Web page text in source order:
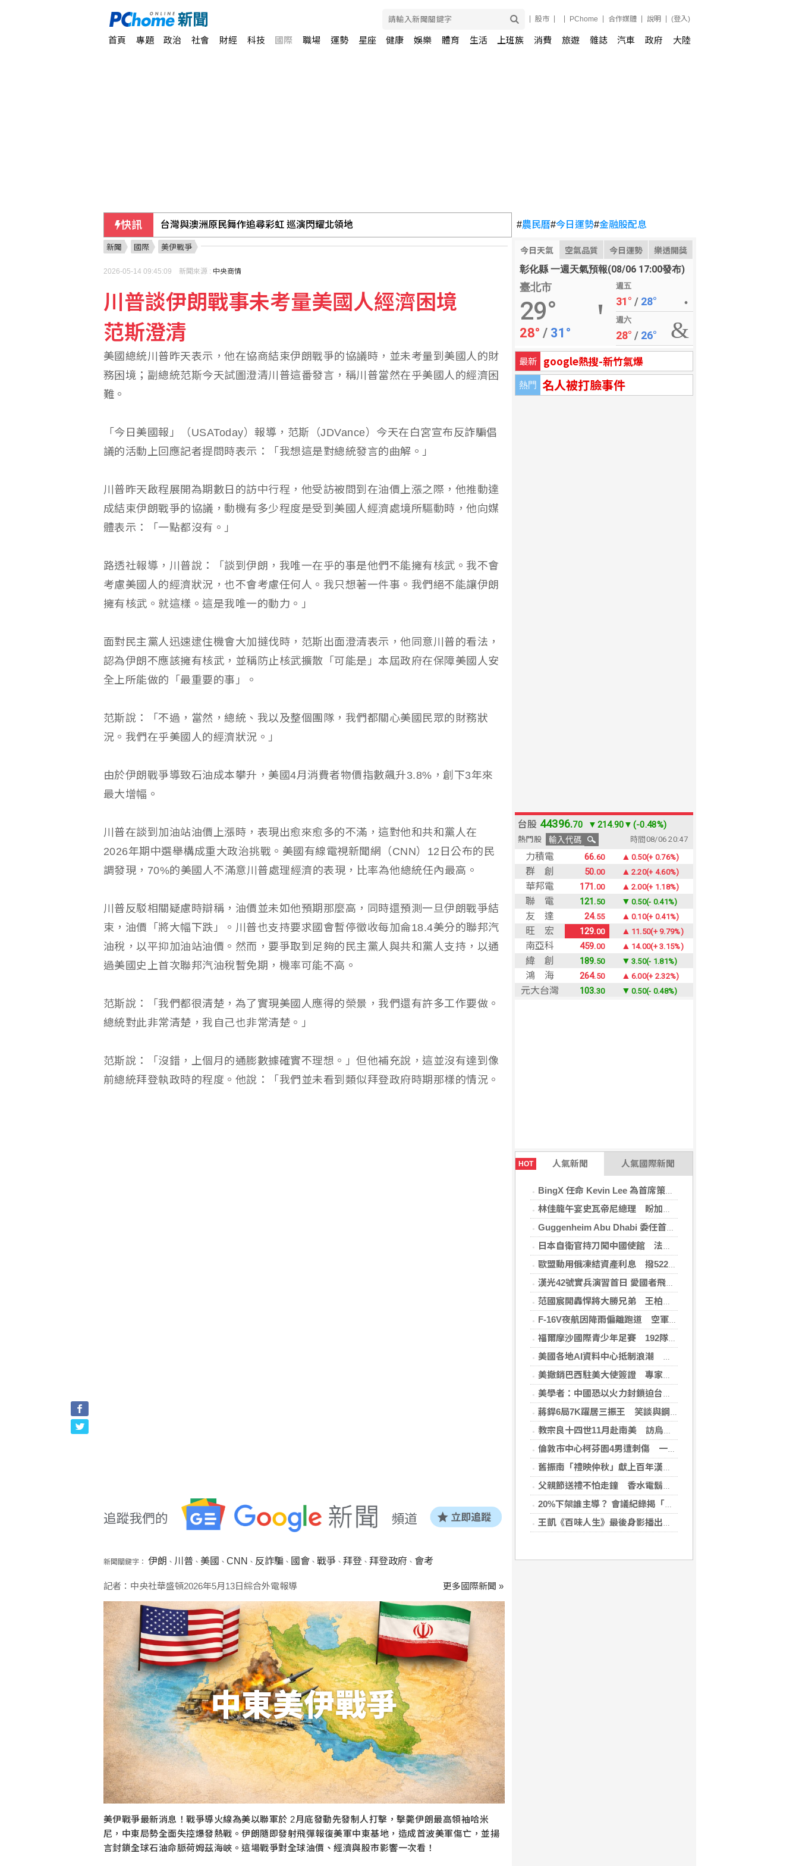
股市 PChome 合作媒體 說明 (登入)
首頁 專題 政治 社會 財經 科技 國際 職場 運勢 星座 健康 娛樂 體育 生活 上班族 消費 旅遊 雜誌 汽車 政府 大陸
快訊 台灣與澳洲原民舞作追尋彩虹 巡演閃耀北領地
高市早苗熊本勘災掀論戰 官邸駁視察「只待3分鐘」
車禍撞頭檢查無礙 連續數月頭暈婦人無奈
#農民曆#今日運勢#金融股配息
今日天氣 空氣品質 今日運勢 樂透開獎
彰化縣 一週天氣預報(08/06 17:00發布)
臺北市
29°
28° / 31°
週五
31° / 28°
週六
28° / 26°
最新 google熱搜-新竹氣爆
熱門 名人被打臉事件
HOT 人氣新聞 人氣國際新聞
BingX 任命 Kevin Lee 為首席策略長，加速推進多資產、以用戶為核心的發展願景
林佳龍午宴史瓦帝尼總理 盼加強各領域雙邊合作
Guggenheim Abu Dhabi 委任首任館長
日本自衛官持刀闖中國使館 法庭上稱促中國改變外交
歐盟動用俄凍結資產利息 撥522億元援助烏克蘭
漢光42號實兵演習首日 愛國者飛彈車高雄罕見現蹤
范國宸開轟悍將大勝兄弟 王柏融再見安雄鷹擒猿
F-16V夜航因降雨偏離跑道 空軍：人員安全飛機輕損
福爾摩沙國際青少年足賽 192隊參賽規模創新高
美國各地AI資料中心抵制浪潮 川普指控北京煽動
美撤銷巴西駐美大使簽證 專家警告加劇外交僵局
美學者：中國恐以火力封鎖迫台屈服 降低國際介入可能
蔣銲6局7K躍居三振王 笑談與鋼龍良性競爭
教宗良十四世11月赴南美 訪烏拉圭、阿根廷和秘魯
倫敦市中心柯芬園4男遭刺傷 一女涉持械攻擊被捕
舊振南「禮映仲秋」獻上百年漢餅心意 百日紅豆入餡經典蛋黃酥、噶瑪蘭聯名月餅、獨特人氣款必嚐
父親節送禮不怕走鐘 香水電鬍刀千年不敗
20%下架誰主導？ 會議紀錄揭「食安辦」提全面下架會牽連下游
王凱《百味人生》最後身影播出！夏宇禾捧信哭喊愛意 劇迷全破防
新聞 國際 美伊戰爭
2026-05-14 09:45:09 新聞來源 : 中央商情
川普談伊朗戰事未考量美國人經濟困境
范斯澄清
美國總統川普昨天表示，他在協商結束伊朗戰爭的協議時，並未考量到美國人的財
務困境；副總統范斯今天試圖澄清川普這番發言，稱川普當然在乎美國人的經濟困
難。
「今日美國報」（USAToday）報導，范斯（JDVance）今天在白宮宣布反詐騙倡
議的活動上回應記者提問時表示：「我想這是對總統發言的曲解。」
川普昨天啟程展開為期數日的訪中行程，他受訪被問到在油價上漲之際，他推動達
成結束伊朗戰爭的協議，動機有多少程度是受到美國人經濟處境所驅動時，他向媒
體表示：「一點都沒有。」
路透社報導，川普說：「談到伊朗，我唯一在乎的事是他們不能擁有核武。我不會
考慮美國人的經濟狀況，也不會考慮任何人。我只想著一件事。我們絕不能讓伊朗
擁有核武。就這樣。這是我唯一的動力。」
面對民主黨人迅速逮住機會大加撻伐時，范斯出面澄清表示，他同意川普的看法，
認為伊朗不應該擁有核武，並稱防止核武擴散「可能是」本屆政府在保障美國人安
全上所能做的「最重要的事」。
范斯說：「不過，當然，總統、我以及整個團隊，我們都關心美國民眾的財務狀
況。我們在乎美國人的經濟狀況。」
由於伊朗戰爭導致石油成本攀升，美國4月消費者物價指數飆升3.8%，創下3年來
最大增幅。
川普在談到加油站油價上漲時，表現出愈來愈多的不滿，這對他和共和黨人在
2026年期中選舉構成重大政治挑戰。美國有線電視新聞網（CNN）12日公布的民
調發現，70%的美國人不滿意川普處理經濟的表現，比率為他總統任內最高。
川普反駁相關疑慮時辯稱，油價並未如他預期那麼高，同時還預測一旦伊朗戰爭結
束，油價「將大幅下跌」。川普也支持要求國會暫停徵收每加侖18.4美分的聯邦汽
油稅，以平抑加油站油價。然而，要爭取到足夠的民主黨人與共和黨人支持，以通
過美國史上首次聯邦汽油稅暫免期，機率可能不高。
范斯說：「我們都很清楚，為了實現美國人應得的榮景，我們還有許多工作要做。
總統對此非常清楚，我自己也非常清楚。」
范斯說：「沒錯，上個月的通膨數據確實不理想。」但他補充說，這並沒有達到像
前總統拜登執政時的程度。他說：「我們並未看到類似拜登政府時期那樣的情況。
新聞關鍵字： 伊朗 、 川普、 美國 、 CNN 、 反詐騙 、 國會、 戰爭、 拜登、 拜登政府 、 會考
記者：中央社華盛頓2026年5月13日綜合外電報導 更多國際新聞 »
中東美伊戰爭
美伊戰爭最新消息！戰爭導火線為美以聯軍於 2月底發動先發制人打擊，擊斃伊朗最高領袖哈米
尼，中東局勢全面失控爆發熱戰。伊朗隨即發射飛彈報復美軍中東基地，造成首波美軍傷亡，並揚
言封鎖全球石油命脈荷姆茲海峽。這場戰爭對全球油價、經濟與股市影響一次看！